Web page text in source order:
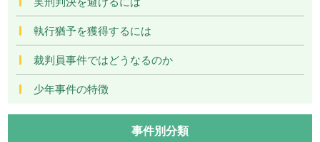
執行猶予を獲得するには
裁判員事件ではどうなるのか
少年事件の特徴
事件別分類